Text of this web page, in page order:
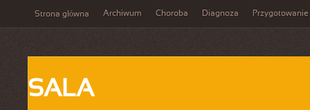
Strona główna Archiwum Choroba Diagnoza Przygotowanie
SALA